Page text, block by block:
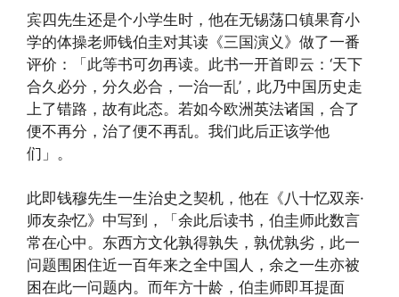
宾四先生还是个小学生时，他在无锡荡口镇果育小
学的体操老师钱伯圭对其读《三国演义》做了一番
评价：「此等书可勿再读。此书一开首即云：‘天下
合久必分，分久必合，一治一乱’，此乃中国历史走
上了错路，故有此态。若如今欧洲英法诸国，合了
便不再分，治了便不再乱。我们此后正该学他
们」。
此即钱穆先生一生治史之契机，他在《八十忆双亲·
师友杂忆》中写到，「余此后读书，伯圭师此数言
常在心中。东西方文化孰得孰失，孰优孰劣，此一
问题围困住近一百年来之全中国人，余之一生亦被
困在此一问题内。而年方十龄，伯圭师即耳提面